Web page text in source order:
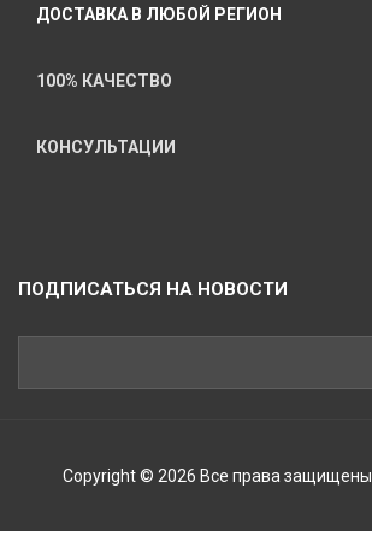
ДОСТАВКА В ЛЮБОЙ РЕГИОН
100% КАЧЕСТВО
КОНСУЛЬТАЦИИ
ПОДПИСАТЬСЯ НА НОВОСТИ
Copyright © 2026 Все права защищены